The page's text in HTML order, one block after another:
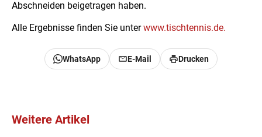
Abschneiden beigetragen haben.
Alle Ergebnisse finden Sie unterwww.tischtennis.de.
WhatsApp E-Mail Drucken
Weitere Artikel